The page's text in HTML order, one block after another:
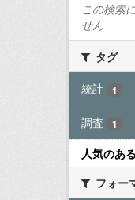
この検索
せん
タグ
統計
1
調査 1
人気のあ
フォー